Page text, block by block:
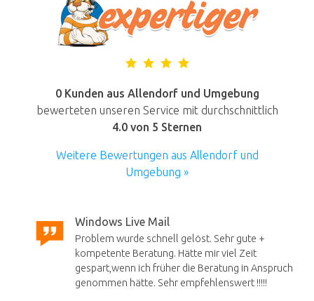
0 Kunden aus Allendorf und Umgebung
bewerteten unseren Service mit durchschnittlich
4.0 von 5 Sternen
Weitere Bewertungen aus Allendorf und
Umgebung »
Windows Live Mail
Problem wurde schnell gelöst. Sehr gute +
kompetente Beratung. Hätte mir viel Zeit
gespart,wenn ich früher die Beratung in Anspruch
genommen hätte. Sehr empfehlenswert !!!!!